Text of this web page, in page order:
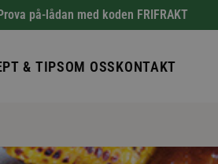
på-lådan med koden FRIFRAKT
& TIPSOM OSSKONTAKT